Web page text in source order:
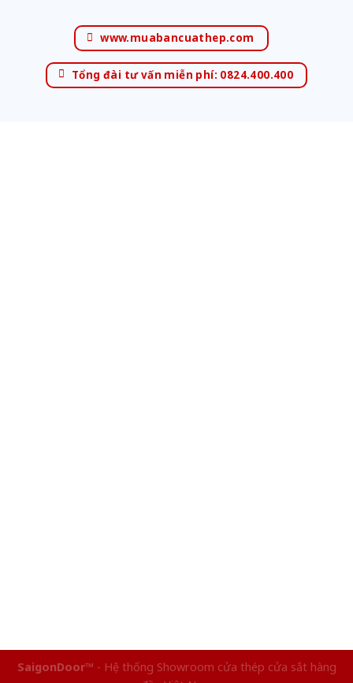
www.muabancuathep.com
Tổng đài tư vấn miễn phí: 0824.400.400
SaigonDoor™ - Hệ thống Showroom cửa thép cửa sắt hàng